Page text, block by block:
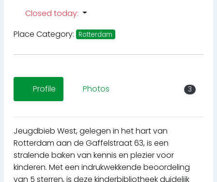
Closed today:
Place Category: Rotterdam
Profile Photos 3
Jeugdbieb West, gelegen in het hart van
Rotterdam aan de Gaffelstraat 63, is een
stralende baken van kennis en plezier voor
kinderen. Met een indrukwekkende beoordeling
van 5 sterren, is deze kinderbibliotheek duidelijk